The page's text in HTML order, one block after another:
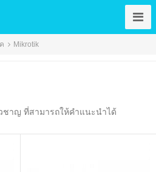
Mikrotik
ชาญ ที่สามารถให้คำแนะนำได้